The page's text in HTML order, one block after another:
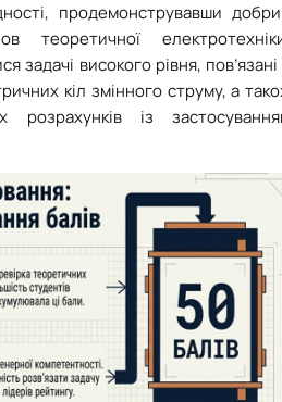
продемонструвавши
теоретичної
задачі високого рівня, пов’язані
кіл змінного струму, а
розрахунків із